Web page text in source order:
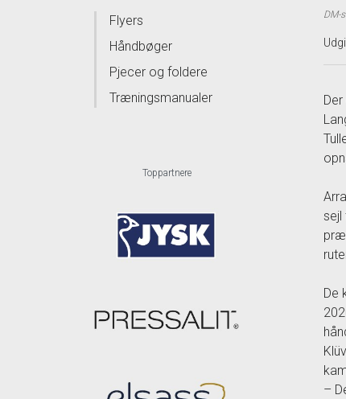
Flyers
Håndbøger
Pjecer og foldere
Træningsmanualer
Toppartnere
DM-
sejl
De
–